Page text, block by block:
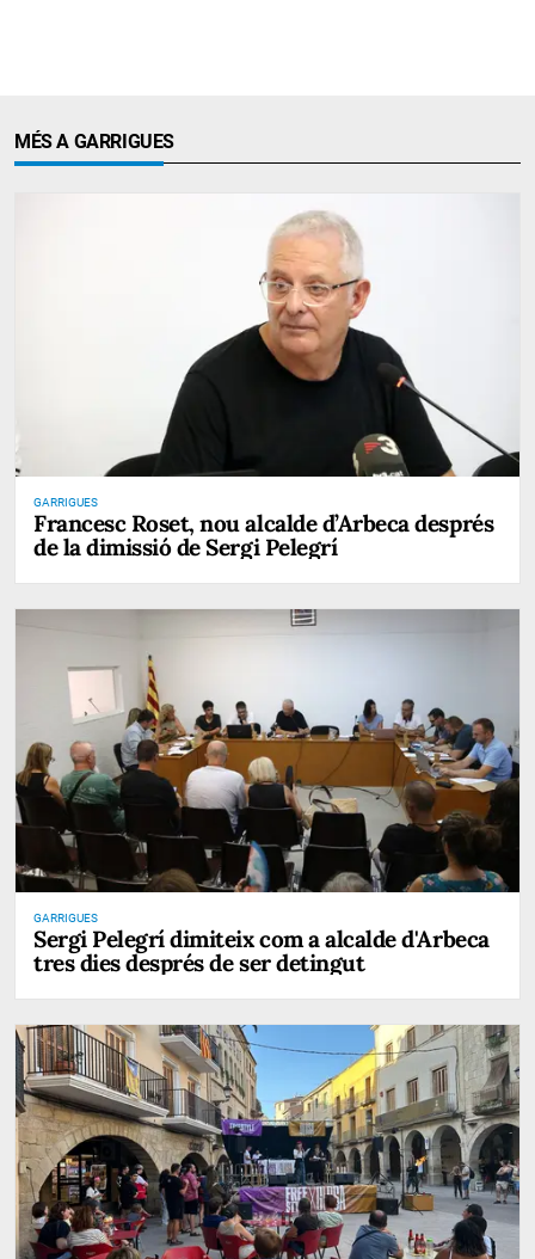
MÉS A GARRIGUES
GARRIGUES
Francesc Roset, nou alcalde d’Arbeca després
de la dimissió de Sergi Pelegrí
GARRIGUES
Sergi Pelegrí dimiteix com a alcalde d'Arbeca
tres dies després de ser detingut